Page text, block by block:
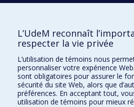
H3C 3J7
Qui fait quoi?
Nous trouver
Plan du site
Accessibilité
L’UdeM reconnaît
respecter la vie privée
L’utilisation de témoins nous
personnaliser votre expérience
sont obligatoires pour assurer le
sécurité du site Web, alors que
préférences. En acceptant tout,
utilisation de témoins pour mieux